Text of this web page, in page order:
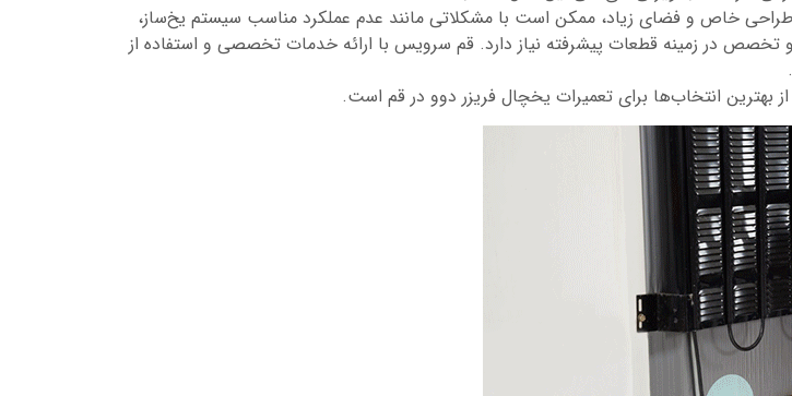
خاص و فضای زیاد، ممکن است با مشکلاتی مانند عدم عملکرد مناسب سیستم یخ‌ساز،
در زمینه قطعات پیشرفته نیاز دارد. قم سرویس با ارائه خدمات تخصصی و استفاده از
بهترین انتخاب‌ها برای تعمیرات یخچال فریزر دوو در قم است.